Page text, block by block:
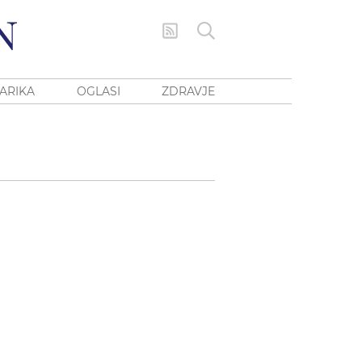
OGLASI ZDRAVJE